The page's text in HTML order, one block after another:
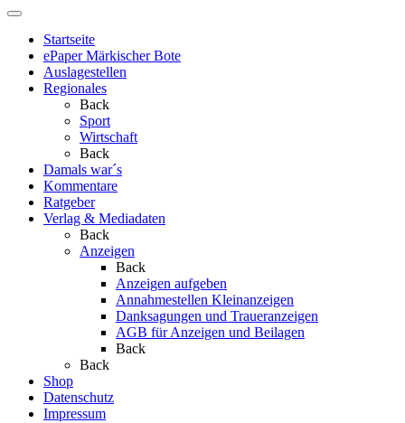
Startseite
ePaper Märkischer Bote
Auslagestellen
Regionales
Back
Sport
Wirtschaft
Back
Damals war´s
Kommentare
Ratgeber
Verlag & Mediadaten
Back
Anzeigen
Back
Anzeigen aufgeben
Annahmestellen Kleinanzeigen
Danksagungen und Traueranzeigen
AGB für Anzeigen und Beilagen
Back
Back
Shop
Datenschutz
Impressum